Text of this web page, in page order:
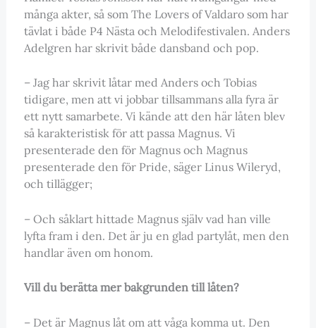
många akter, så som The Lovers of Valdaro som har
tävlat i både P4 Nästa och Melodifestivalen. Anders
Adelgren har skrivit både dansband och pop.
– Jag har skrivit låtar med Anders och Tobias
tidigare, men att vi jobbar tillsammans alla fyra är
ett nytt samarbete. Vi kände att den här låten blev
så karakteristisk för att passa Magnus. Vi
presenterade den för Magnus och Magnus
presenterade den för Pride, säger Linus Wileryd,
och tillägger;
– Och såklart hittade Magnus själv vad han ville
lyfta fram i den. Det är ju en glad partylåt, men den
handlar även om honom.
Vill du berätta mer bakgrunden till låten?
– Det är Magnus låt om att våga komma ut. Den